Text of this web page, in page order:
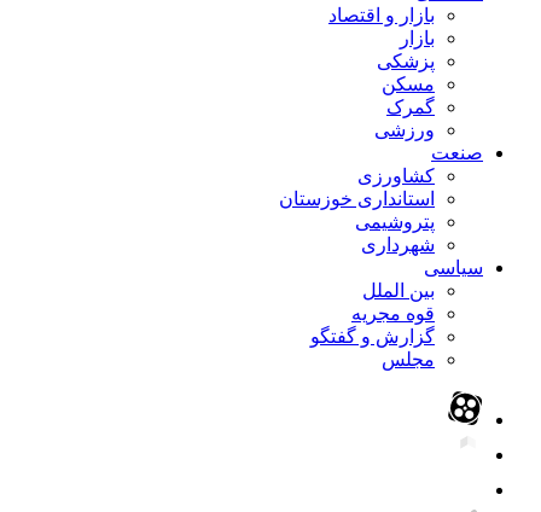
بازار و اقتصاد
بازار
پزشکی
مسکن
گمرک
ورزشی
صنعت
کشاورزی
استانداری خوزستان
پتروشیمی
شهرداری
سیاسی
بین الملل
قوه مجریه
گزارش و گفتگو
مجلس